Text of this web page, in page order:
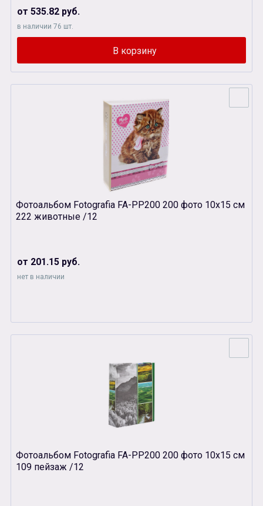
от 535.82 руб.
в наличии 76 шт.
Фотоальбом Fotografia FA-PP200 200 фото 10х15 см
222 животные /12
от 201.15 руб.
нет в наличии
Фотоальбом Fotografia FA-PP200 200 фото 10х15 см
109 пейзаж /12